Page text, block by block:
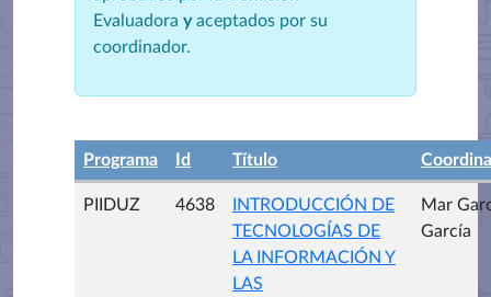
Evaluadora yaceptados por su
coordinador.
Programa Id Título
PIIDUZ 4638
INTRODUCCIÓN DE
TECNOLOGÍAS DE
LA INFORMACIÓN Y
LAS
Mar
García